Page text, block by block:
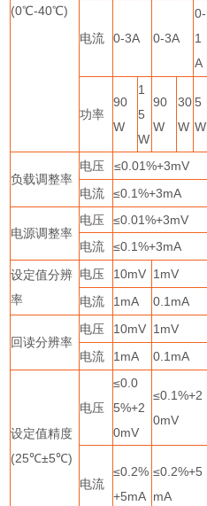
(0℃-40℃)
电流 0-3A 0-3A
0-
1
A
功率
90
W
1
5
W
90
W
30
W
5
W
负载调整率
电压 ≤0.01%+3mV
电流
≤0.1%+3mA
电源调整率
电压 ≤0.01%+3mV
电流
≤0.1%+3mA
设定值分辨
率
电压 10mV 1mV
电流
1mA 0.1mA
回读分辨率
电压 10mV 1mV
电流
1mA 0.1mA
设定值精度
(25℃±5℃)
电压
≤0.0
5%+2
0mV
≤0.1%+2
0mV
电流
≤0.2%
+5mA
≤0.2%+5
mA